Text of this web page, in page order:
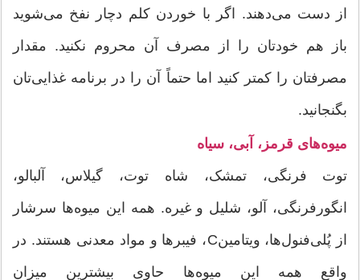
از دست می‌دهند. اگر با خوردن کلم دچار نفخ می‌شوید
باز هم خودتان را از مصرف آن محروم نکنید. مقدار
مصرفتان را کمتر کنید اما حتماً آن را در برنامه‌ غذایی‌تان
بگنجانید.
میوه‌های قرمز، آبی، سیاه
توت فرنگی، تمشک، شاه توت، گیلاس، آلبالو،
انگور‌فرنگی، آلو، شلیل و غیره. همه‌ این میوه‌ها سرشار
از پُلی‌فنول‌ها، ویتامینC، فیبرها و مواد معدنی هستند. در
واقع همه‌ این میوه‌ها حاوی بیشترین میزان